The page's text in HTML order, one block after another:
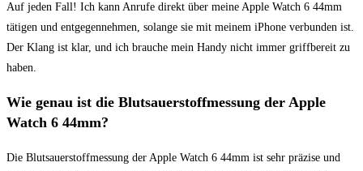
Auf jeden Fall! Ich kann Anrufe direkt über meine Apple Watch 6 44mm
tätigen und entgegennehmen, solange sie mit meinem iPhone verbunden ist.⁤
Der Klang ist klar, und ich brauche mein​ Handy ‌nicht immer griffbereit zu
haben.
Wie genau ‍ist ⁣die​ Blutsauerstoffmessung der⁣ Apple
Watch 6 ‌44mm?
Die Blutsauerstoffmessung der Apple Watch 6 44mm ist sehr präzise und